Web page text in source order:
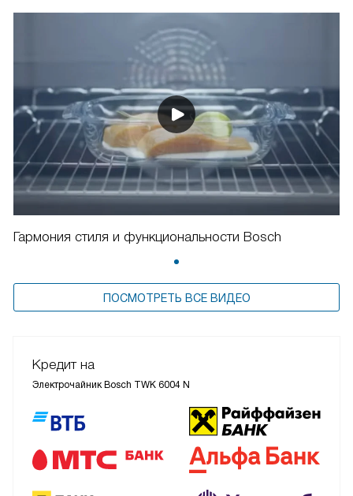
Гармония стиля и функциональности Bosch
ПОСМОТРЕТЬ ВСЕ ВИДЕО
Кредит на
Электрочайник Bosch TWK 6004 N